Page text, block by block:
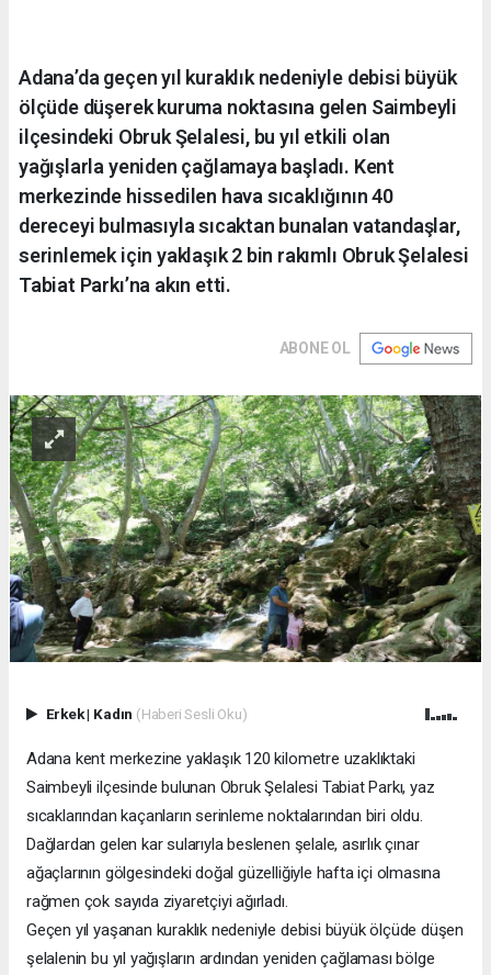
Adana’da geçen yıl kuraklık nedeniyle debisi büyük
ölçüde düşerek kuruma noktasına gelen Saimbeyli
ilçesindeki Obruk Şelalesi, bu yıl etkili olan
yağışlarla yeniden çağlamaya başladı. Kent
merkezinde hissedilen hava sıcaklığının 40
dereceyi bulmasıyla sıcaktan bunalan vatandaşlar,
serinlemek için yaklaşık 2 bin rakımlı Obruk Şelalesi
Tabiat Parkı’na akın etti.
ABONE OL
Erkek| Kadın (Haberi Sesli Oku)
Adana kent merkezine yaklaşık 120 kilometre uzaklıktaki
Saimbeyli ilçesinde bulunan Obruk Şelalesi Tabiat Parkı, yaz
sıcaklarından kaçanların serinleme noktalarından biri oldu.
Dağlardan gelen kar sularıyla beslenen şelale, asırlık çınar
ağaçlarının gölgesindeki doğal güzelliğiyle hafta içi olmasına
rağmen çok sayıda ziyaretçiyi ağırladı.
Geçen yıl yaşanan kuraklık nedeniyle debisi büyük ölçüde düşen
şelalenin bu yıl yağışların ardından yeniden çağlaması bölge